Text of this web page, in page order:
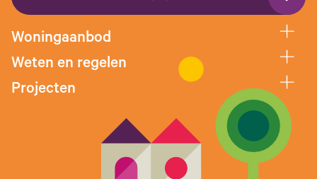
Woningaanbod
Weten en regelen
Projecten